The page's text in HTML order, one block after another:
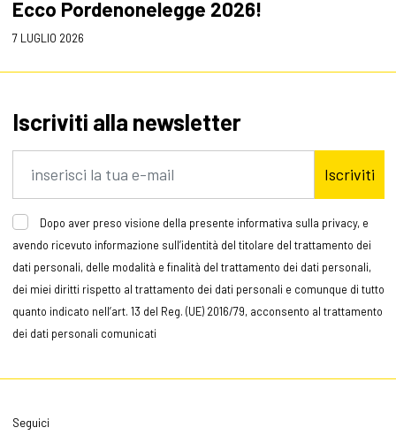
Ecco Pordenonelegge 2026!
7 LUGLIO 2026
Iscriviti alla newsletter
Iscriviti
Dopo aver preso visione della presente informativa sulla privacy, e
avendo ricevuto informazione sull’identità del titolare del trattamento dei
dati personali, delle modalità e finalità del trattamento dei dati personali,
dei miei diritti rispetto al trattamento dei dati personali e comunque di tutto
quanto indicato nell’art. 13 del Reg. (UE) 2016/79, acconsento al trattamento
dei dati personali comunicati
Seguici